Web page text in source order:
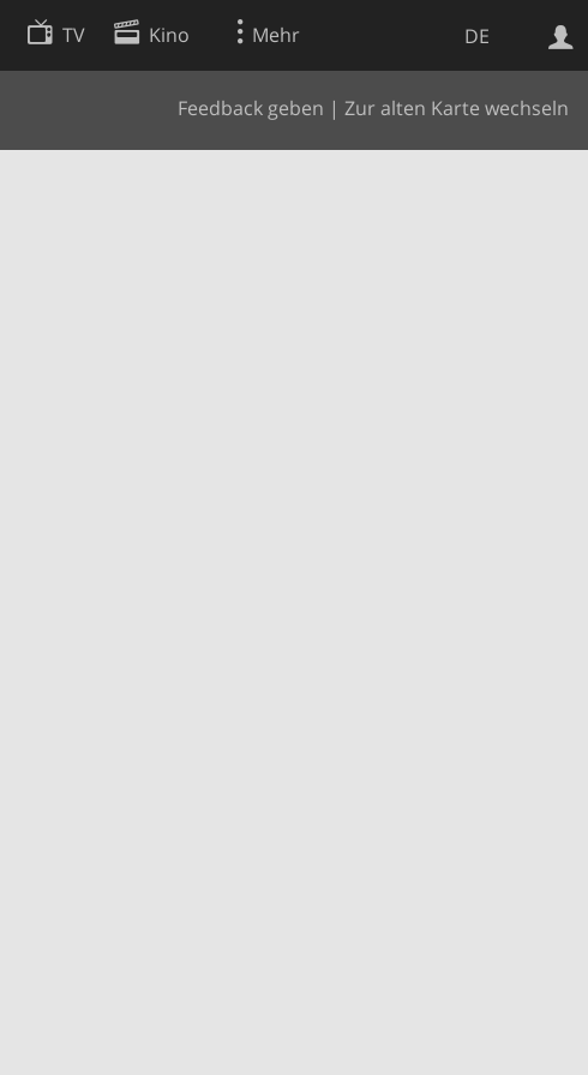
DE
TV Kino Mehr
Feedback geben | Zur alten Karte wechseln
Websuche